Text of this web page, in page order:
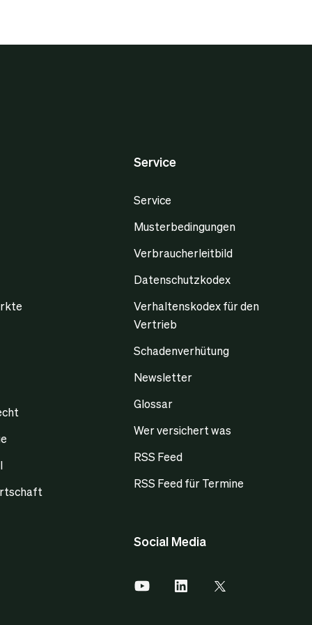
Service
Service
Musterbedingungen
Verbraucherleitbild
Datenschutzkodex
Verhaltenskodex für den
Vertrieb
Schadenverhütung
Newsletter
Glossar
Wer versichert was
RSS Feed
RSS Feed für Termine
Social Media